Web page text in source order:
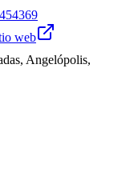
web
Angelópolis,